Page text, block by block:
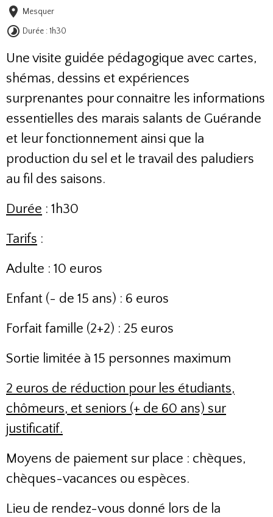
Mesquer
Durée : 1h30
Une visite guidée pédagogique avec cartes,
shémas, dessins et expériences
surprenantes pour connaitre les informations
essentielles des marais salants de Guérande
et leur fonctionnement ainsi que la
production du sel et le travail des paludiers
au fil des saisons.
Durée : 1h30
Tarifs :
Adulte : 10 euros
Enfant (- de 15 ans) : 6 euros
Forfait famille (2+2) : 25 euros
Sortie limitée à 15 personnes maximum
2 euros de réduction pour les étudiants,
chômeurs, et seniors (+ de 60 ans) sur
justificatif.
Moyens de paiement sur place : chèques,
chèques-vacances ou espèces.
Lieu de rendez-vous donné lors de la